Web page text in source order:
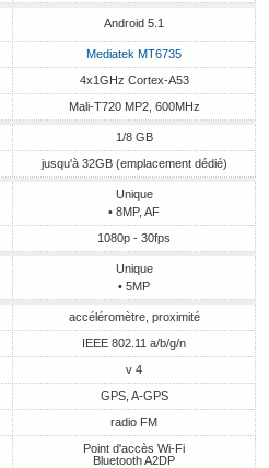
Android 5.1
Mediatek MT6735
4x1GHz Cortex-A53
Mali-T720 MP2, 600MHz
1/8 GB
jusqu'à 32GB (emplacement dédié)
Unique
• 8MP, AF
1080p - 30fps
Unique
• 5MP
accéléromètre, proximité
IEEE 802.11 a/b/g/n
v 4
GPS, A-GPS
radio FM
Point d'accès Wi-Fi
Bluetooth A2DP